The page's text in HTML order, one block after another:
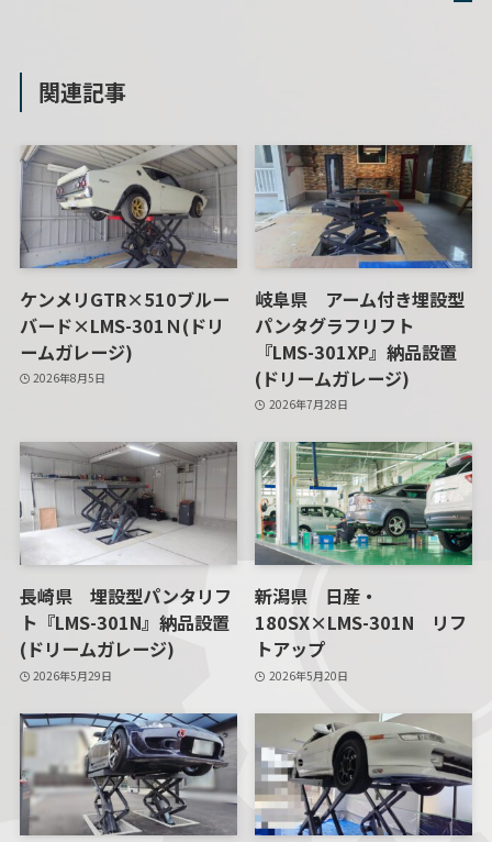
関連記事
ケンメリGTR×510ブルー
バード×LMS-301Ｎ(ドリ
ームガレージ)
2026年8月5日
岐阜県 アーム付き埋設型
パンタグラフリフト
『LMS-301XP』納品設置
(ドリームガレージ)
2026年7月28日
長崎県 埋設型パンタリフ
ト『LMS-301N』納品設置
(ドリームガレージ)
2026年5月29日
新潟県 日産・
180SX×LMS-301N リフ
トアップ
2026年5月20日